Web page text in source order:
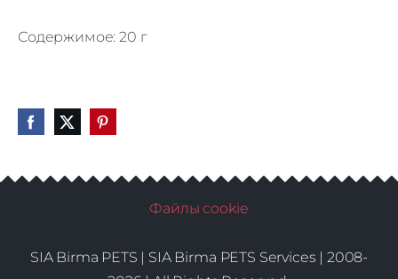
Содержимое: 20 г
Файлы cookie
SIA Birma PETS | SIA Birma PETS Services | 2008-